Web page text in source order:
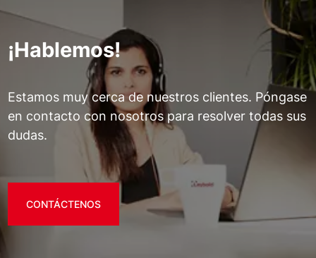
¡Hablemos!
Estamos muy cerca de nuestros clientes. Póngase
en contacto con nosotros para resolver todas sus
dudas.
CONTÁCTENOS